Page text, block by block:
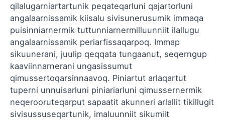
qilalugarniartartunik peqateqarluni qajartorluni
angalaarnissamik kiisalu sivisunerusumik immaqa
puisinniarnermik tuttunniarnermilluunniit ilallugu
angalaarnissamik periarfissaqarpoq. Immap
sikuunerani, juulip qeqqata tungaanut, seqerngup
kaaviinnarnerani ungasissumut
qimussertoqarsinnaavoq. Piniartut arlaqartut
tuperni unnuisarluni piniariarluni qimussernermik
neqerooruteqarput sapaatit akunneri arlallit tikillugit
sivisussuseqartunik, imaluunniit sikumiit